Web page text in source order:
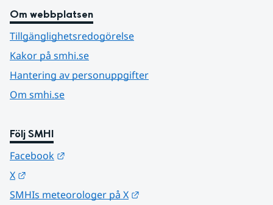
Om webbplatsen
Tillgänglighetsredogörelse
Kakor på smhi.se
Hantering av personuppgifter
Om smhi.se
Följ SMHI
Facebook
X
SMHIs meteorologer på X